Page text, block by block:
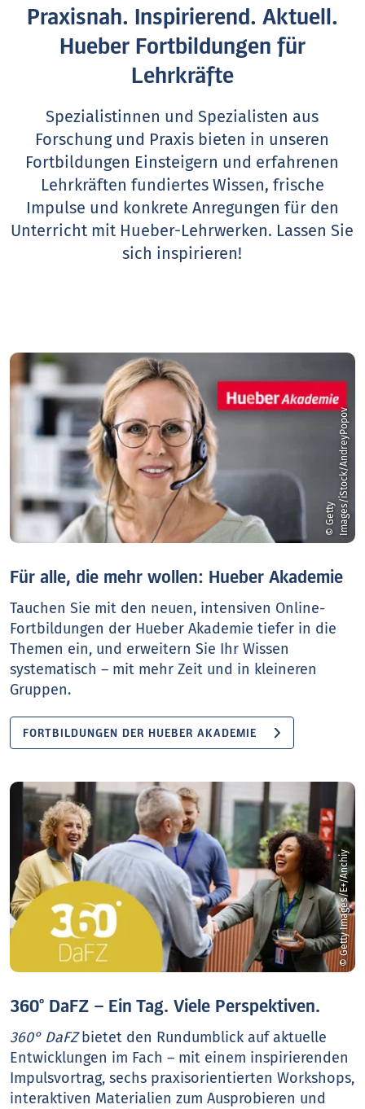
Praxisnah. Inspirierend. Aktuell.
Hueber Fortbildungen für
Lehrkräfte
Spezialistinnen und Spezialisten aus
Forschung und Praxis bieten in unseren
Fortbildungen Einsteigern und erfahrenen
Lehrkräften fundiertes Wissen, frische
Impulse und konkrete Anregungen für den
Unterricht mit Hueber-Lehrwerken. Lassen Sie
sich inspirieren!
©
G
e
t
t
y
I
m
a
g
e
s
/
i
S
t
o
c
k
/
A
n
d
r
e
y
P
o
p
ov
Für alle, die mehr wollen: Hueber Akademie
Tauchen Sie mit den neuen, intensiven Online-
Fortbildungen der Hueber Akademie tiefer in die
Themen ein, und erweitern Sie Ihr Wissen
systematisch – mit mehr Zeit und in kleineren
Gruppen.
FORTBILDUNGEN DER HUEBER AKADEMIE
© Getty Images/E+/Anchiy
360° DaFZ – Ein Tag. Viele Perspektiven.
360° DaFZbietet den Rundumblick auf aktuelle
Entwicklungen im Fach – mit einem inspirierenden
Impulsvortrag, sechs praxisorientierten Workshops,
interaktiven Materialien zum Ausprobieren und